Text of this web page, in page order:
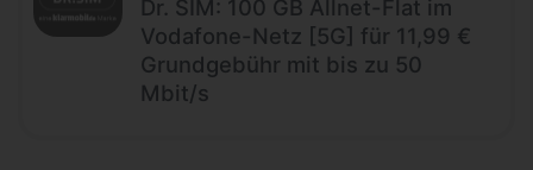
Dr. SIM: 100 GB Allnet-Flat im
Vodafone-Netz [5G] für 11,99 €
Grundgebühr mit bis zu 50
Mbit/s